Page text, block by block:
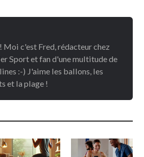
Moi c'est Fred, rédacteur chez
Sport et fan d'une multitude de
:-) J'aime les ballons, les
et la plage !